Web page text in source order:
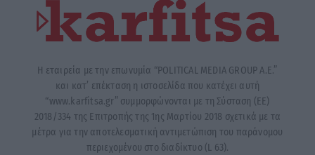
Η εταιρεία με την επωνυμία “POLITICAL MEDIA GROUP A.E.”
και κατ’ επέκταση η ιστοσελίδα που κατέχει αυτή
“www.karfitsa.gr” συμμορφώνονται με τη Σύσταση (ΕΕ)
2018/334 της Επιτροπής της 1ης Μαρτίου 2018 σχετικά με τα
μέτρα για την αποτελεσματική αντιμετώπιση του παράνομου
περιεχομένου στο διαδίκτυο (L 63).